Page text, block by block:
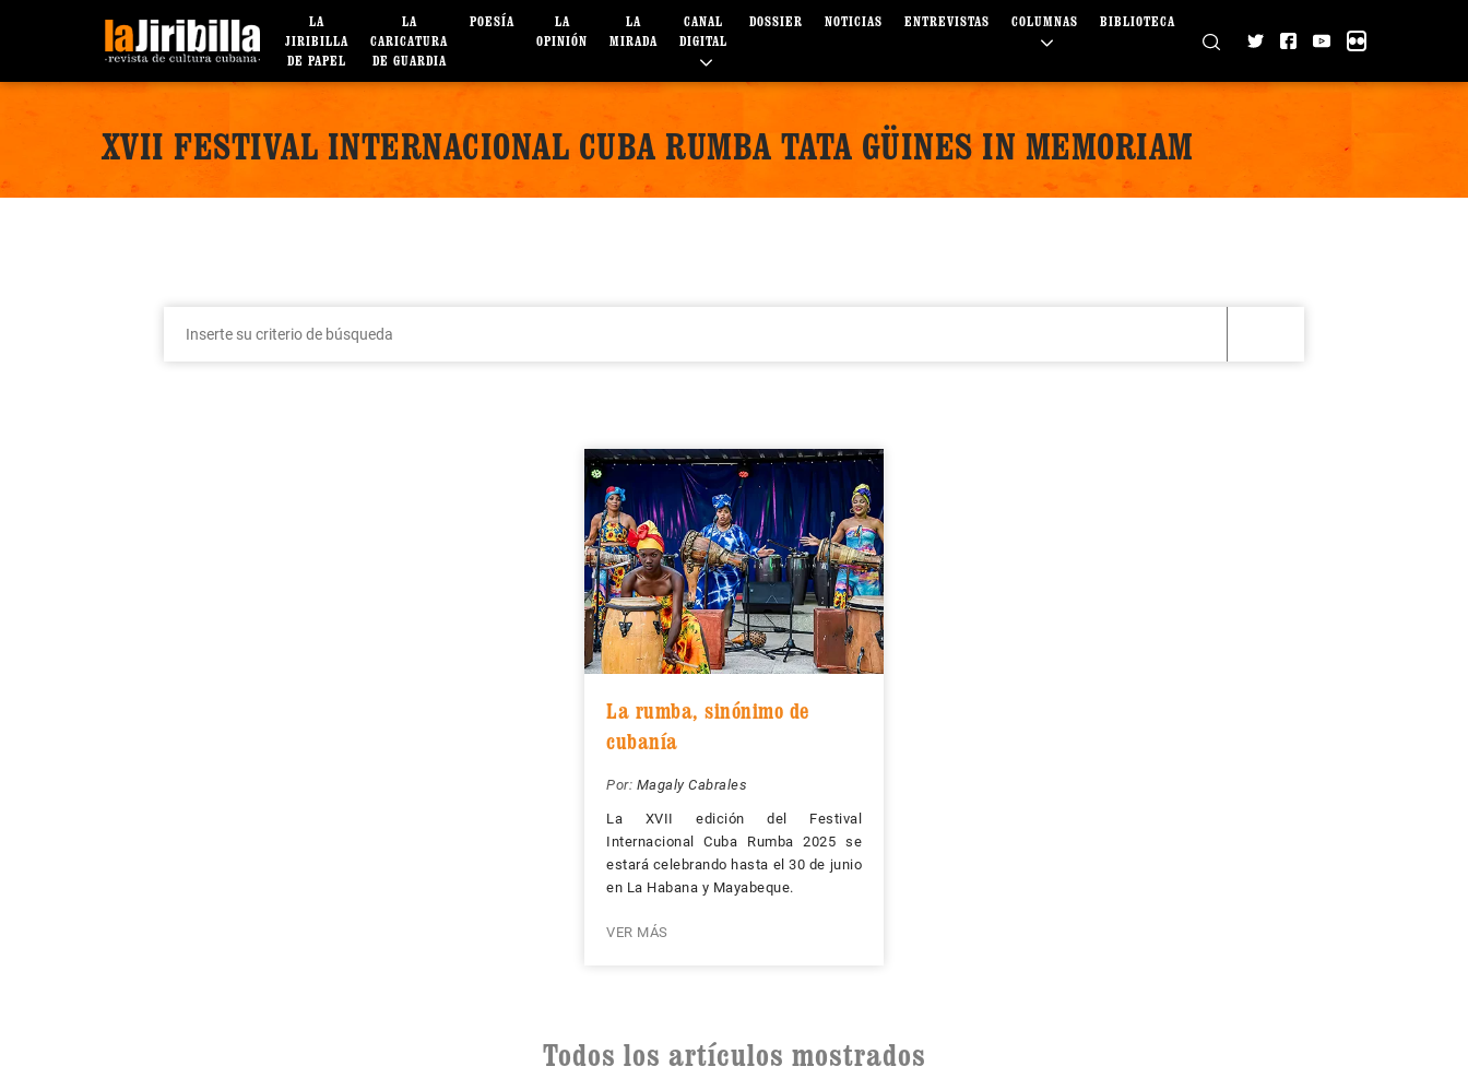
LA
JIRIBILLA
DE PAPEL
LA
CARICATURA
DE GUARDIA
POESÍA
LA
OPINIÓN
LA
MIRADA
CANAL
DIGITAL
DOSSIER NOTICIAS ENTREVISTAS COLUMNAS BIBLIOTECA
XVII FESTIVAL INTERNACIONAL CUBA RUMBA TATA GÜINES IN MEMORIAM
La rumba, sinónimo de
cubanía
Por: Magaly Cabrales
La XVII edición del Festival
Internacional Cuba Rumba 2025 se
estará celebrando hasta el 30 de junio
en La Habana y Mayabeque.
VER MÁS
Todos los artículos mostrados